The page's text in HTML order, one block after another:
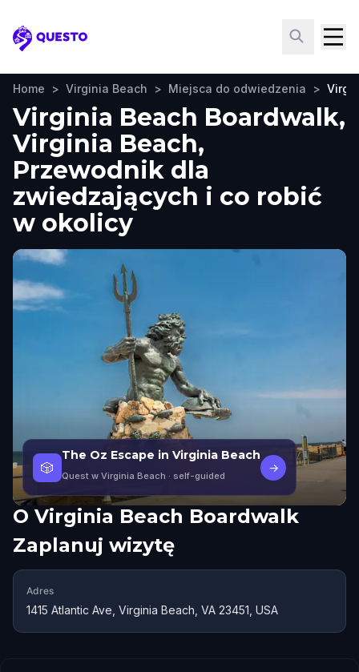
Questo
Home > Virginia Beach > Miejsca do odwiedzenia >
Virginia Beach Boardwalk,
Virginia Beach,
Przewodnik dla
zwiedzających i co robić
w okolicy
🎲
The Oz Escape in Virginia Beach
Quest w Virginia Beach · self-guided
→
O Virginia Beach Boardwalk
Zaplanuj wizytę
Adres
1415 Atlantic Ave, Virginia Beach, VA 23451, USA